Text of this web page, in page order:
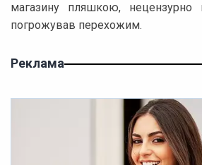
магазину пляшкою, нецензурно
погрожував перехожим.
Реклама